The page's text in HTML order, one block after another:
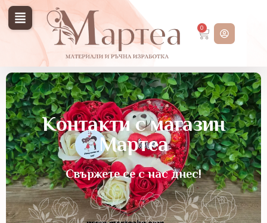
0
Контакти с магазин
Мартеа
Свържете се с нас днес!